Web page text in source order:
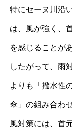
特にセーヌ川沿
は、風が強く、
を感じることが
したがって、雨
よりも「撥水性
傘」の組み合わ
風対策には、首